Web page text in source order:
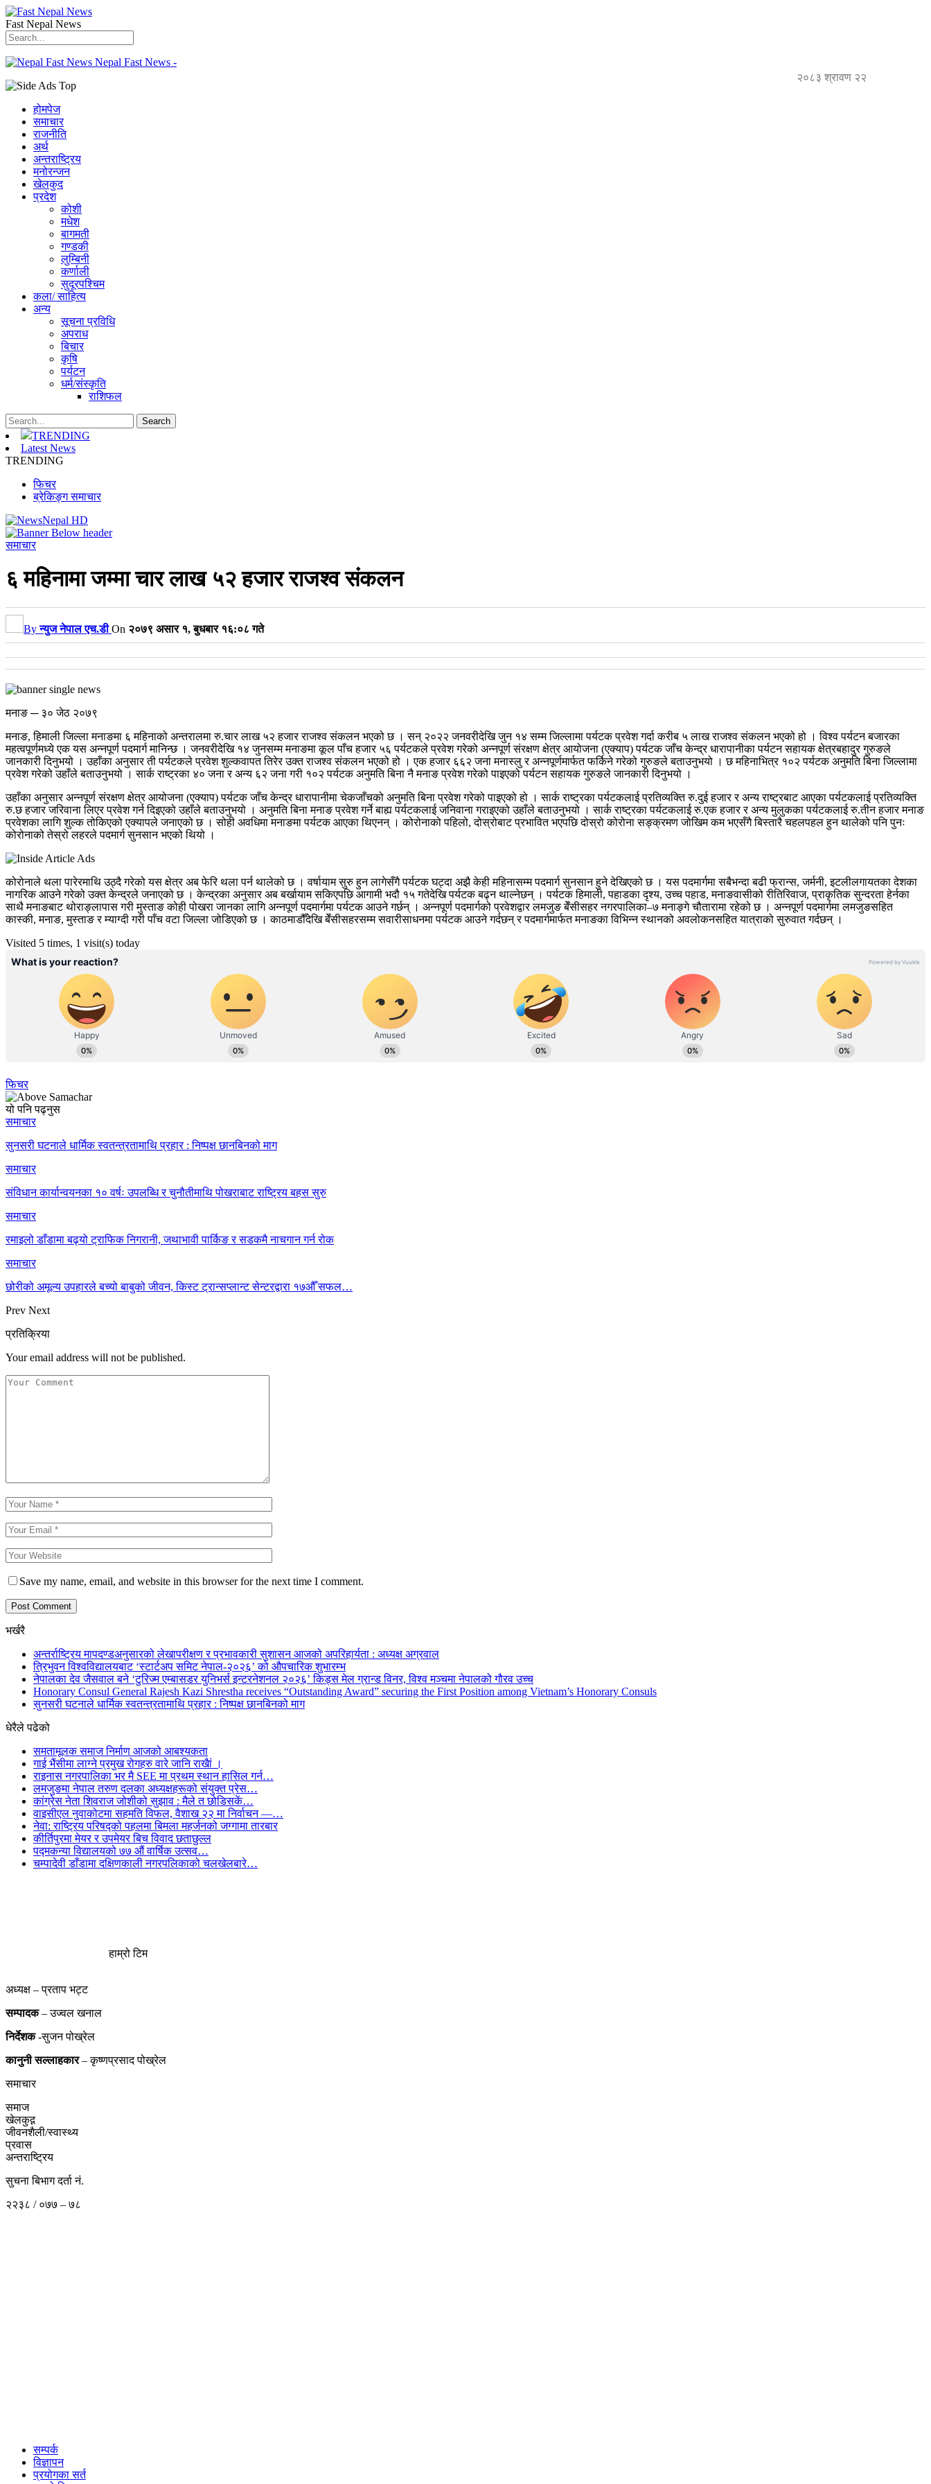
Fast Nepal News
Nepal Fast News -
२०८३ श्रावण २२
होमपेज
समाचार
राजनीति
अर्थ
अन्तराष्ट्रिय
मनोरन्जन
खेलकुद
प्रदेश
कोशी
मधेश
बागमती
गण्डकी
लुम्बिनी
कर्णाली
सुदूरपश्चिम
कला/ साहित्य
अन्य
सूचना प्रविधि
अपराध
बिचार
कृषि
पर्यटन
धर्म/संस्कृति
राशिफल
TRENDING
Latest News
TRENDING
फिचर
ब्रेकिङ्ग समाचार
समाचार
६ महिनामा जम्मा चार लाख ५२ हजार राजश्व संकलन
Byन्युज नेपाल एच.डी On २०७९ असार १, बुधबार १६:०८ गते
मनाङ ─ ३० जेठ २०७९
मनाङ, हिमाली जिल्ला मनाङमा ६ महिनाको अन्तरालमा रु.चार लाख ५२ हजार राजश्व संकलन भएको छ । सन् २०२२ जनवरीदेखि जुन १४ सम्म जिल्लामा पर्यटक प्रवेश गर्दा करीब ५ लाख राजश्व संकलन भएको हो । विश्व पर्यटन बजारका
महत्वपूर्णमध्ये एक यस अन्नपूर्ण पदमार्ग मानिन्छ । जनवरीदेखि १४ जुनसम्म मनाङमा कूल पाँच हजार ५६ पर्यटकले प्रवेश गरेको अन्नपूर्ण संरक्षण क्षेत्र आयोजना (एक्याप) पर्यटक जाँच केन्द्र धारापानीका पर्यटन सहायक क्षेत्रबहादुर गुरुङले
जानकारी दिनुभयो । उहाँका अनुसार ती पर्यटकले प्रवेश शुल्कवापत तिरेर उक्त राजश्व संकलन भएको हो । एक हजार ६६२ जना मनास्लु र अन्नपूर्णमार्फत फर्किने गरेको गुरुङले बताउनुभयो । छ महिनाभित्र १०२ पर्यटक अनुमति बिना जिल्लामा
प्रवेश गरेको उहाँले बताउनुभयो । सार्क राष्ट्रका ४० जना र अन्य ६२ जना गरी १०२ पर्यटक अनुमति बिना नै मनाङ प्रवेश गरेको पाइएको पर्यटन सहायक गुरुङले जानकारी दिनुभयो ।
उहाँका अनुसार अन्नपूर्ण संरक्षण क्षेत्र आयोजना (एक्याप) पर्यटक जाँच केन्द्र धारापानीमा चेकजाँचको अनुमति बिना प्रवेश गरेको पाइएको हो । सार्क राष्ट्रका पर्यटकलाई प्रतिव्यक्ति रु.दुई हजार र अन्य राष्ट्रबाट आएका पर्यटकलाई प्रतिव्यक्ति
रु.छ हजार जरिवाना लिएर प्रवेश गर्न दिइएको उहाँले बताउनुभयो । अनुमति बिना मनाङ प्रवेश गर्ने बाह्य पर्यटकलाई जनिवाना गराइएको उहाँले बताउनुभयो । सार्क राष्ट्रका पर्यटकलाई रु.एक हजार र अन्य मुलुकका पर्यटकलाई रु.तीन हजार मनाङ
प्रवेशका लागि शुल्क तोकिएको एक्यापले जनाएको छ । सोही अवधिमा मनाङमा पर्यटक आएका थिएनन् । कोरोनाको पहिलो, दोस्रोबाट प्रभावित भएपछि दोस्रो कोरोना सङ्क्रमण जोखिम कम भएसँगै बिस्तारै चहलपहल हुन थालेको पनि पुनः
कोरोनाको तेस्रो लहरले पदमार्ग सुनसान भएको थियो ।
कोरोनाले थला पारेरमाथि उठ्दै गरेको यस क्षेत्र अब फेरि थला पर्न थालेको छ । वर्षायाम सुरु हुन लागेसँगै पर्यटक घट्दा अझै केही महिनासम्म पदमार्ग सुनसान हुने देखिएको छ । यस पदमार्गमा सबैभन्दा बढी फ्रान्स, जर्मनी, इटलीलगायतका देशका
नागरिक आउने गरेको उक्त केन्द्रले जनाएको छ । केन्द्रका अनुसार अब बर्खायाम सकिएपछि आगामी भदौ १५ गतेदेखि पर्यटक बढ्न थाल्नेछन् । पर्यटक हिमाली, पहाडका दृश्य, उच्च पहाड, मनाङवासीको रीतिरिवाज, प्राकृतिक सुन्दरता हेर्नका
साथै मनाङबाट थोराङ्लापास गरी मुस्ताङ कोही पोखरा जानका लागि अन्नपूर्ण पदमार्गमा पर्यटक आउने गर्छन् । अन्नपूर्ण पदमार्गको प्रवेशद्वार लमजुङ बेँसीसहर नगरपालिका–७ मनाङ्गे चौतारामा रहेको छ । अन्नपूर्ण पदमार्गमा लमजुङसहित
कास्की, मनाङ, मुस्ताङ र म्याग्दी गरी पाँच वटा जिल्ला जोडिएको छ । काठमाडौँदेखि बेँसीसहरसम्म सवारीसाधनमा पर्यटक आउने गर्दछन् र पदमार्गमार्फत मनाङका विभिन्न स्थानको अवलोकनसहित यात्राको सुरुवात गर्दछन् ।
Visited 5 times, 1 visit(s) today
फिचर
यो पनि पढ्नुस
समाचार
सुनसरी घटनाले धार्मिक स्वतन्त्रतामाथि प्रहार : निष्पक्ष छानबिनको माग
समाचार
संविधान कार्यान्वयनका १० वर्षः उपलब्धि र चुनौतीमाथि पोखराबाट राष्ट्रिय बहस सुरु
समाचार
रमाइलो डाँडामा बढ्यो ट्राफिक निगरानी, जथाभावी पार्किङ र सडकमै नाचगान गर्न रोक
समाचार
छोरीको अमूल्य उपहारले बच्यो बाबुको जीवन, किस्ट ट्रान्सप्लान्ट सेन्टरद्वारा १७औँ सफल…
Prev Next
प्रतिक्रिया
Your email address will not be published.
Save my name, email, and website in this browser for the next time I comment.
भर्खरै
अन्तर्राष्ट्रिय मापदण्डअनुसारको लेखापरीक्षण र प्रभावकारी सुशासन आजको अपरिहार्यता : अध्यक्ष अग्रवाल
त्रिभुवन विश्वविद्यालयबाट ‘स्टार्टअप समिट नेपाल-२०२६’ को औपचारिक शुभारम्भ
नेपालका देव जैसवाल बने ‘टुरिज्म एम्बासडर युनिभर्स इन्टरनेशनल २०२६’ किड्स मेल ग्रान्ड विनर, विश्व मञ्चमा नेपालको गौरव उच्च
Honorary Consul General Rajesh Kazi Shrestha receives “Outstanding Award” securing the First Position among Vietnam’s Honorary Consuls
सुनसरी घटनाले धार्मिक स्वतन्त्रतामाथि प्रहार : निष्पक्ष छानबिनको माग
धेरैले पढेको
समतामूलक समाज निर्माण आजको आबश्यकता
गाई भैंसीमा लाग्ने प्रमुख रोगहरु वारे जानि राखैां ।
राइनास नगरपालिका भर मै SEE मा प्रथम स्थान हासिल गर्न…
लमजुङमा नेपाल तरुण दलका अध्यक्षहरूको संयुक्त प्रेस…
कांग्रेस नेता शिवराज जोशीको सुझाव : मैले त छोडिसकें…
वाइसीएल नुवाकोटमा सहमति विफल, वैशाख २२ मा निर्वाचन —…
नेवा: राष्ट्रिय परिषद्को पहलमा बिमला महर्जनको जग्गामा तारबार
कीर्तिपुरमा मेयर र उपमेयर बिच विवाद छताछुल्ल
पद्मकन्या विद्यालयको ७७ औं ‌‌वार्षिक ‌उत्सव…
चम्पादेवी डाँडामा दक्षिणकाली नगरपलिकाको चलखेलबारे…
हाम्रो टिम
अध्यक्ष – प्रताप भट्ट
सम्पादक– उज्वल खनाल
निर्देशक-सुजन पोख्रेल
कानुनी सल्लाहकार– कृष्णप्रसाद पोख्रेल
समाचार
समाज
खेलकुद़़
जीवनशैली/स्वास्थ्य
प्रवास
अन्तराष्ट्रिय
सुचना बिभाग दर्ता नं.
२२३८ / ०७७ – ७८
सम्पर्क
विज्ञापन
प्रयोगका सर्त